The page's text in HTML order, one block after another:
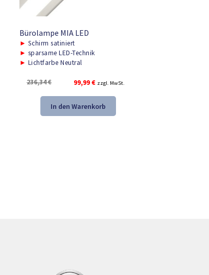
Bürolampe MIA LED
► Schirm satiniert
► sparsame LED-Technik
► Lichtfarbe Neutral
236,34€
Ursprünglicher
war:
236,34 €
99,99€Aktueller
ist:
99,99 €.
zzgl. MwSt.
In den Warenkorb